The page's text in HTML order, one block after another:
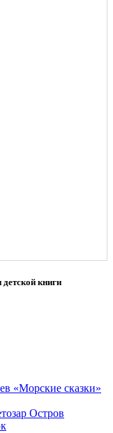
книги
«Морские сказки»
Остров